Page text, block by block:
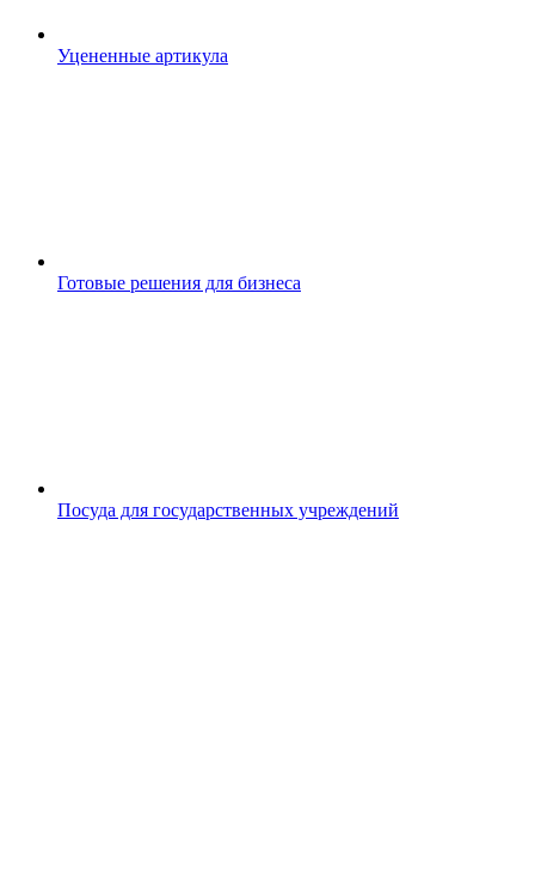
Уцененные артикула
Готовые решения для бизнеса
Посуда для государственных учреждений